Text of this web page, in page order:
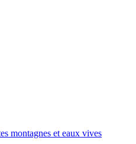
montagnes et eaux vives